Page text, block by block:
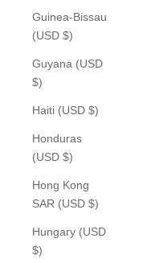
Guinea-Bissau
(USD $)
Guyana (USD
$)
Haiti (USD $)
Honduras
(USD $)
Hong Kong
SAR (USD $)
Hungary (USD
$)